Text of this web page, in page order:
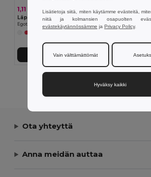
1,11 €
Läpinäkymätön PVC ilmatäytteinen rantatyyny
Egotier 98293
Lisää Ostokoriin
1,36 €
Egotier 98264
Lisää
Ota yhteyttä
Anna meidän auttaa
Lisätietoja siitä, miten käytämme evästeitä,
niitä ja kolmansien osapuolten
evästekäytännössämme ja Privacy Policy.
Vain välttämättömät
Hyväksy kaikki